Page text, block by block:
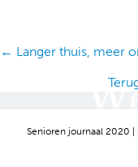
Posts
← Langer thuis, meer
Senioren journaal 2020 |